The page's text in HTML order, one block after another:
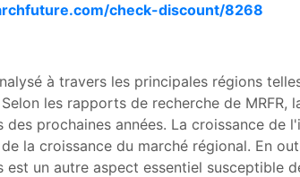
check-discount/8268
à travers les principales régions
les rapports de recherche de
prochaines années. La croissance
la croissance du marché régional. En
est un autre aspect essentiel susceptible